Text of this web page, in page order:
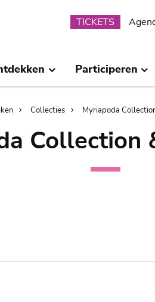
TICKETS
Participeren
Collecties Myriapoda
Collection